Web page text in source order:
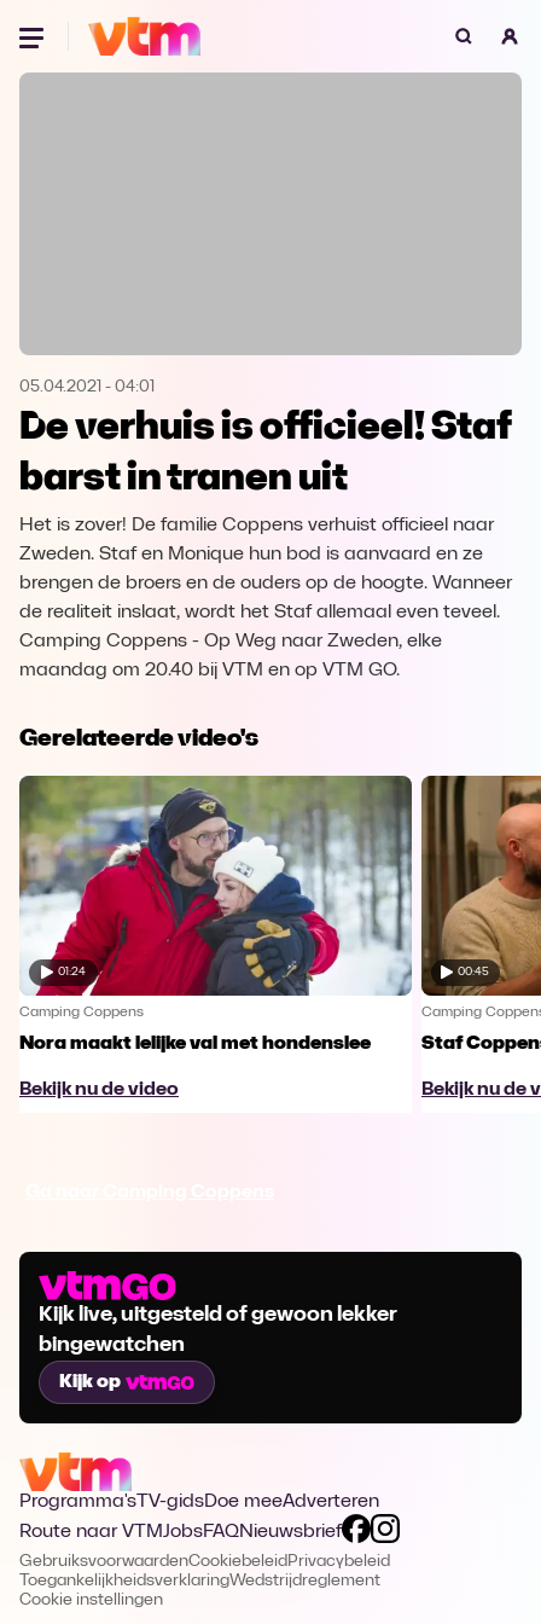
Oeps, browser niet ondersteund
Microsoft Edge Download
Opera
05.04.2021 - 04:01
De verhuis is officieel! Staf
barst in tranen uit
Het is zover! De familie Coppens verhuist officieel naar
Zweden. Staf en Monique hun bod is aanvaard en ze
brengen de broers en de ouders op de hoogte. Wanneer
de realiteit inslaat, wordt het Staf allemaal even teveel.
Camping Coppens - Op Weg naar Zweden, elke
maandag om 20.40 bij VTM en op VTM GO.
Gerelateerde video's
01:24
Camping Coppens
Nora maakt lelijke val met hondenslee
Bekijk nu de video
00:45
Camping
Staf
Bekijk nu de
Kijk live, uitgesteld of gewoon lekker
bingewatchen
Kijk op
Programma's TV-gidsDoe meeAdverteren
Route naar VTMJobsFAQNieuwsbrief
GebruiksvoorwaardenCookiebeleid Privacybeleid
ToegankelijkheidsverklaringWedstrijdreglement
Cookie instellingen